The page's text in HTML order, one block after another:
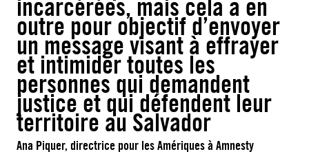
incarcérées, mais cela a en
outre pour objectif d’envoyer
un message visant à effrayer
et intimider toutes les
personnes qui demandent
justice et qui défendent leur
territoire au Salvador
Ana Piquer, directrice pour les Amériques à Amnesty